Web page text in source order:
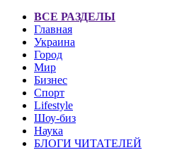
ВСЕ РАЗДЕЛЫ
Главная
Украина
Город
Мир
Бизнес
Спорт
Lifestyle
Шоу-биз
Наука
БЛОГИ ЧИТАТЕЛЕЙ